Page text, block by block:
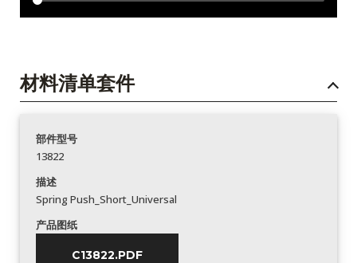
材料清单套件
部件型号
13822
描述
Spring Push_Short_Universal
产品图纸
C13822.PDF